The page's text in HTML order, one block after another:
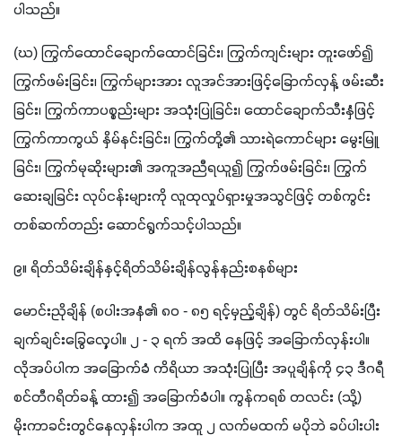
ပါသည်။
(ဃ) ကြွက်ထောင်ချောက်ထောင်ခြင်း၊ ကြွက်ကျင်းများ တူးဖော်၍
ကြွက်ဖမ်းခြင်း၊ ကြွက်များအား လူအင်အားဖြင့်ခြောက်လှန့် ဖမ်းဆီး
ခြင်း၊ ကြွက်ကာပစ္စည်းများ အသုံးပြုခြင်း၊ ထောင်ချောက်သီးနှံဖြင့်
ကြွက်ကာကွယ် နှိမ်နင်းခြင်း၊ ကြွက်တို့၏ သားရဲကောင်များ မွေးမြူ
ခြင်း၊ ကြွက်မုဆိုးများ၏ အကူအညီရယူ၍ ကြွက်ဖမ်းခြင်း၊ ကြွက်
ဆေးချခြင်း လုပ်ငန်းများကို လူထုလှုပ်ရှားမှုအသွင်ဖြင့် တစ်ကွင်း
တစ်ဆက်တည်း ဆောင်ရွက်သင့်ပါသည်။
၉။ ရိတ်သိမ်းချိန်နှင့်ရိတ်သိမ်းချိန်လွန်နည်းစနစ်များ
မောင်းညိုချိန် (စပါးအနံ၏ ၈၀ - ၈၅ ရင့်မှည့်ချိန်) တွင် ရိတ်သိမ်းပြီး
ချက်ချင်းခြွေလှေ့ပါ။ ၂ - ၃ ရက် အထိ နေဖြင့် အခြောက်လှန်းပါ။
လိုအပ်ပါက အခြောက်ခံ ကိရိယာ အသုံးပြုပြီး အပူချိန်ကို ၄၃ ဒီဂရီ
စင်တီဂရိတ်ခန့် ထား၍ အခြောက်ခံပါ။ ကွန်ကရစ် တလင်း (သို့)
မိုးကာခင်းတွင်နေလှန်းပါက အထူ ၂ လက်မထက် မပိုဘဲ ခပ်ပါးပါး